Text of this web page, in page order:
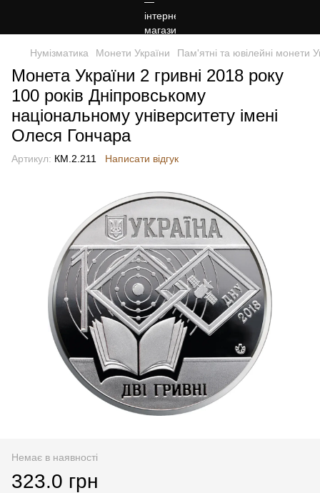
Нумізматика Монети України Пам'ятні та ювілейні монети
Монета України 2 гривні 2018 року
100 років Дніпровському
національному університету імені
Олеся Гончара
Артикул: КМ.2.211 Написати відгук
Немає в наявності
323.0 грн